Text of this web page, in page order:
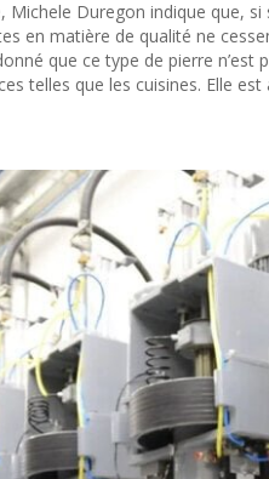
Michele Duregon indique que,
en matière de qualité ne
que ce type de pierre
telles que les cuisines. Elle